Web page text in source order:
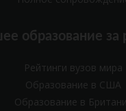
образование
Рейтинги вузов мира
Образование в США
Образование в